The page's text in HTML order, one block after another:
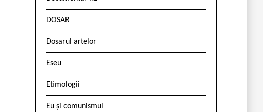
DOSAR
Dosarul artelor
Eseu
Etimologii
Eu și comunismul